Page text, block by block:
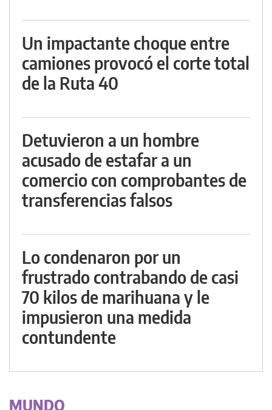
Un impactante choque entre
camiones provocó el corte total
de la Ruta 40
Detuvieron a un hombre
acusado de estafar a un
comercio con comprobantes de
transferencias falsos
Lo condenaron por un
frustrado contrabando de casi
70 kilos de marihuana y le
impusieron una medida
contundente
MUNDO